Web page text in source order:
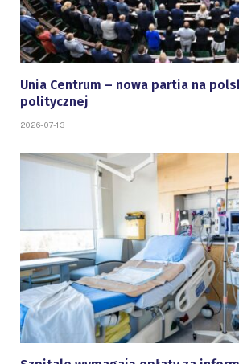
Unia Centrum – nowa partia na
politycznej
2026-07-13